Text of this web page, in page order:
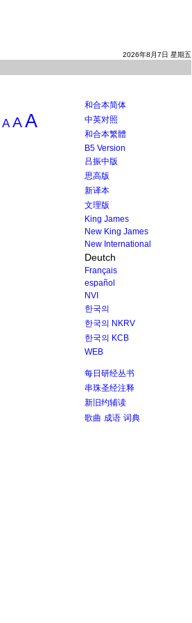
2026年8月7日 星期五
A AA
和合本简体
中英对照
和合本繁體
B5 Version
吕振中版
思高版
新译本
文理版
King James
New King James
New International
Deutch
Français
español
NVI
한국의
한국의 NKRV
한국의 KCB
WEB
每日研经丛书
串珠圣经注释
新旧约辅读
歌曲 成语 词典